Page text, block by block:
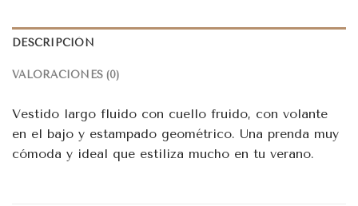
DESCRIPCIÓN
VALORACIONES (0)
Vestido largo fluido con cuello fruido, con volante
en el bajo y estampado geométrico. Una prenda muy
cómoda y ideal que estiliza mucho en tu verano.